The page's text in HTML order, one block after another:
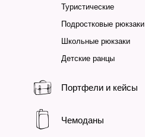
Туристические
Подростковые рюкзаки
Школьные рюкзаки
Детские ранцы
Портфели и кейсы
Чемоданы